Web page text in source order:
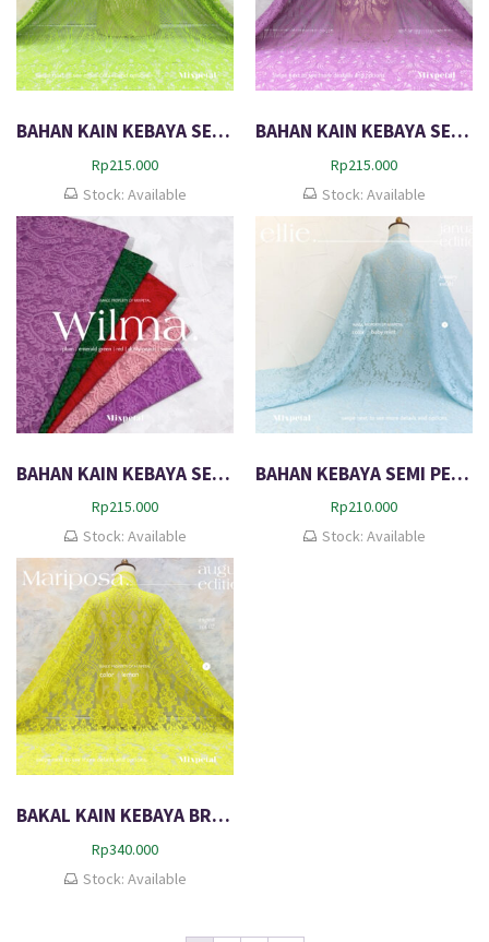
BAHAN KAIN KEBAYA SEMI PERANCIS BROKAT KATUN CLEOPATRA
Rp215.000
Stock: Available
BAHAN KAIN KEBAYA SEMI PERANCIS BROKAT RUBINA
Rp215.000
Stock: Available
BAHAN KAIN KEBAYA SEMI PERANCIS KATUN WILMA
Rp215.000
Stock: Available
BAHAN KEBAYA SEMI PERANCIS BROKAT CORD BENANG ELLIE
Rp210.000
Stock: Available
BAKAL KAIN KEBAYA BROKAT PREMIUM SEMI ITALY SHINNING METALIC MARIPOSA
Rp340.000
Stock: Available